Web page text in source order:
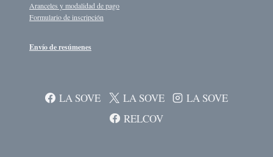
Aranceles y modalidad de pago
Formulario de inscripción
Envío de resúmenes
LA SOVE LA SOVE
LA SOVE
RELCOV